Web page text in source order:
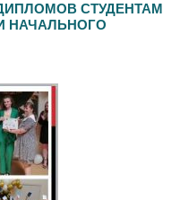
СТУДЕНТАМ
НАЧАЛЬНОГО